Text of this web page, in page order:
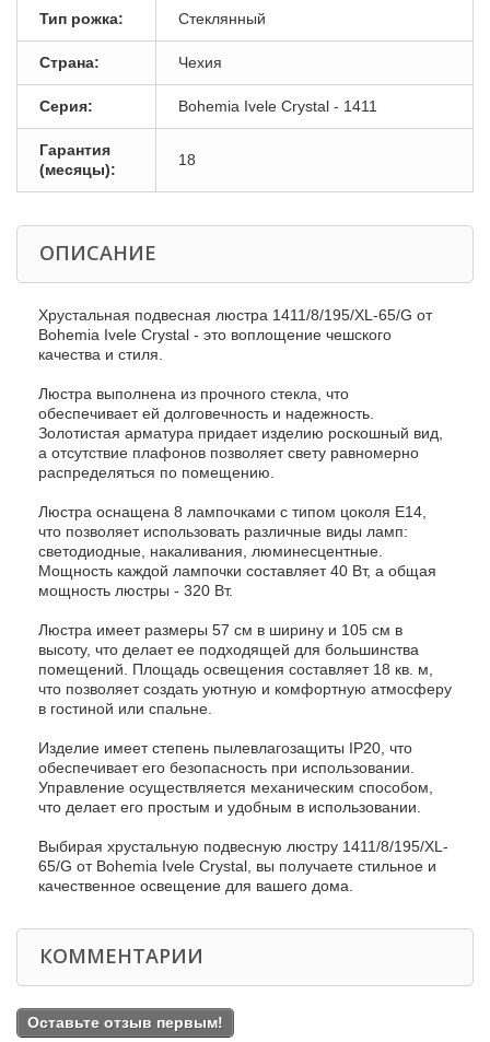
Тип рожка: Стеклянный
Страна: Чехия
Серия: Bohemia Ivele Crystal - 1411
Гарантия
(месяцы):
18
ОПИСАНИЕ
Хрустальная подвесная люстра 1411/8/195/XL-65/G от
Bohemia Ivele Crystal - это воплощение чешского
качества и стиля.
Люстра выполнена из прочного стекла, что
обеспечивает ей долговечность и надежность.
Золотистая арматура придает изделию роскошный вид,
а отсутствие плафонов позволяет свету равномерно
распределяться по помещению.
Люстра оснащена 8 лампочками с типом цоколя E14,
что позволяет использовать различные виды ламп:
светодиодные, накаливания, люминесцентные.
Мощность каждой лампочки составляет 40 Вт, а общая
мощность люстры - 320 Вт.
Люстра имеет размеры 57 см в ширину и 105 см в
высоту, что делает ее подходящей для большинства
помещений. Площадь освещения составляет 18 кв. м,
что позволяет создать уютную и комфортную атмосферу
в гостиной или спальне.
Изделие имеет степень пылевлагозащиты IP20, что
обеспечивает его безопасность при использовании.
Управление осуществляется механическим способом,
что делает его простым и удобным в использовании.
Выбирая хрустальную подвесную люстру 1411/8/195/XL-
65/G от Bohemia Ivele Crystal, вы получаете стильное и
качественное освещение для вашего дома.
КОММЕНТАРИИ
Оставьте отзыв первым!